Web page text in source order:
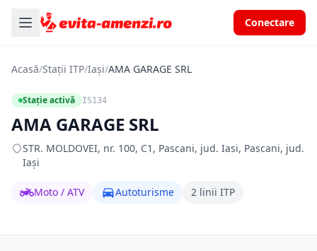
Conectare
Acasă/Stații ITP/Iași/AMA GARAGE SRL
Stație activă IS134
AMA GARAGE SRL
STR. MOLDOVEI, nr. 100, C1, Pascani, jud. Iasi, Pascani, jud.
Iași
Moto / ATV Autoturisme 2 linii ITP